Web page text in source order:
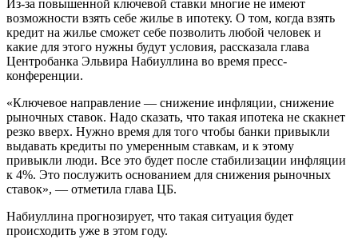
Из-за повышенной ключевой ставки многие не имеют
возможности взять себе жилье в ипотеку. О том, когда взять
кредит на жилье сможет себе позволить любой человек и
какие для этого нужны будут условия, рассказала глава
Центробанка Эльвира Набиуллина во время пресс-
конференции.
«Ключевое направление — снижение инфляции, снижение
рыночных ставок. Надо сказать, что такая ипотека не скакнет
резко вверх. Нужно время для того чтобы банки привыкли
выдавать кредиты по умеренным ставкам, и к этому
привыкли люди. Все это будет после стабилизации инфляции
к 4%. Это послужить основанием для снижения рыночных
ставок», — отметила глава ЦБ.
Набиуллина прогнозирует, что такая ситуация будет
происходить уже в этом году.